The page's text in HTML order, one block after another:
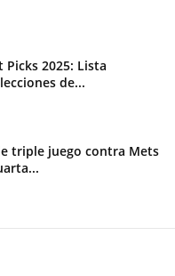
Picks 2025: Lista
de...
triple juego contra Mets